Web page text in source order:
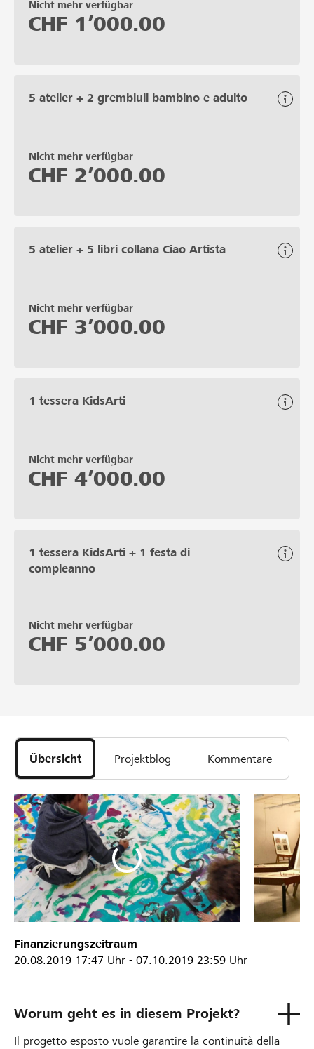
Nicht mehr verfügbar
CHF 1’000.00
5 atelier + 2 grembiuli bambino e adulto
Nicht mehr verfügbar
CHF 2’000.00
5 atelier + 5 libri collana Ciao Artista
Nicht mehr verfügbar
CHF 3’000.00
1 tessera KidsArti
Nicht mehr verfügbar
CHF 4’000.00
1 tessera KidsArti + 1 festa di
compleanno
Nicht mehr verfügbar
CHF 5’000.00
Übersicht Projektblog Kommentare
Finanzierungszeitraum
20.08.2019 17:47 Uhr - 07.10.2019 23:59 Uhr
Worum geht es in diesem Projekt?
Il progetto esposto vuole garantire la continuità della